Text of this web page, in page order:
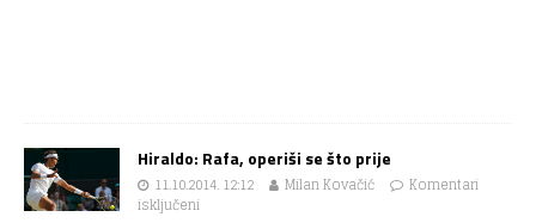
Hiraldo: Rafa, operiši se što prije
11.10.2014. 12:12 Milan Kovačić
Komentari
isključeni